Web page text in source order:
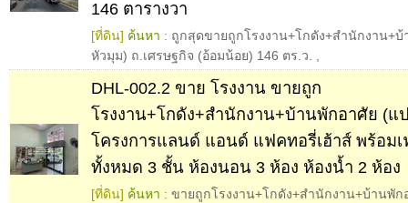
146 ตารางวา
[ที่ดิน] ค้นหา : ถูกสุดขายถูกโรงงาน+โกดัง+สำนักงาน+
หัวมุม) ถ.เศรษฐกิจ (อ้อมน้อย) 146 ตร.ว.
DHL-002.2 ขาย โรงงาน ขายถูก
โรงงาน+โกดัง+สำนักงาน+บ้านพักอาศัย (แ
โครงการแลนด์ แอนด์ แฟคทอรี่เฮ้าส์ พร้อม
ทั้งหมด 3 ชั้น ห้องนอน 3 ห้อง ห้องน้ำ 2 ห้อง
[ที่ดิน] ค้นหา : ขายถูกโรงงาน+โกดัง+สำนักงาน+บ้านพั